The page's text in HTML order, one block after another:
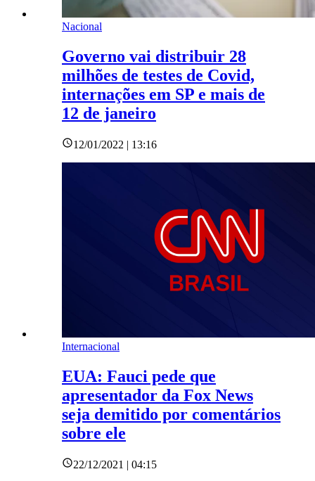
Nacional
Governo vai distribuir 28
milhões de testes de Covid,
internações em SP e mais de
12 de janeiro
12/01/2022 | 13:16
Internacional
EUA: Fauci pede que
apresentador da Fox News
seja demitido por comentários
sobre ele
22/12/2021 | 04:15